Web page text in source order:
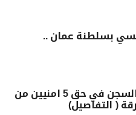
بسلطنة عمان ..
ابطاقة ايداع بالسجن في حق 5 امنيين من
( التفاصيل)